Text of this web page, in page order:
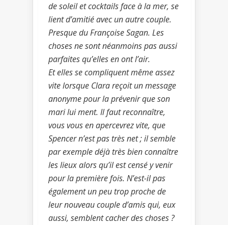
de soleil et cocktails face à la mer, se
lient d’amitié avec un autre couple.
Presque du Françoise Sagan. Les
choses ne sont néanmoins pas aussi
parfaites qu’elles en ont l’air.
Et elles se compliquent même assez
vite lorsque Clara reçoit un message
anonyme pour la prévenir que son
mari lui ment. Il faut reconnaître,
vous vous en apercevrez vite, que
Spencer n’est pas très net ; il semble
par exemple déjà très bien connaître
les lieux alors qu’il est censé y venir
pour la première fois. N’est-il pas
également un peu trop proche de
leur nouveau couple d’amis qui, eux
aussi, semblent cacher des choses ?